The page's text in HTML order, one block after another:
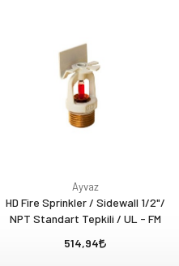
Ayvaz
HD Fire Sprinkler / Sidewall 1/2"/
NPT Standart Tepkili / UL - FM
514,94